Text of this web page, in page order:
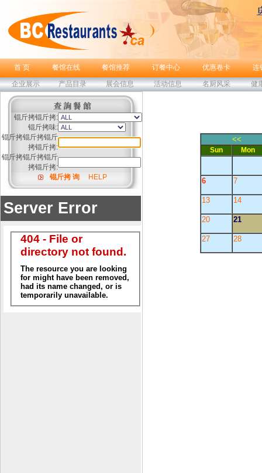
首 页 餐馆在线 餐馆推荐 订餐中心 优惠卷卡
连
企业展示
产品目录 展会信息 活动信息 名厨风采 健
锟斤拷锟斤拷:
锟斤拷味:
锟斤拷锟斤拷锟斤
拷锟斤拷:
锟斤拷锟斤拷锟斤
拷锟斤拷:
锟斤拷 询
HELP
<<
Sun Mon
6 7
13 14
20 21
27 28